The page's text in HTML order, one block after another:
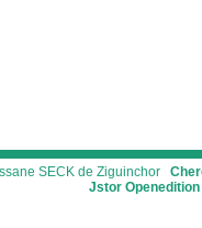
SECK de Ziguinchor
Jstor Openedition